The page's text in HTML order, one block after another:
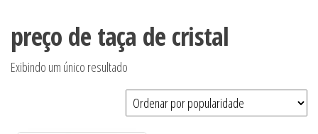
preço de taça de cristal
Exibindo um único resultado